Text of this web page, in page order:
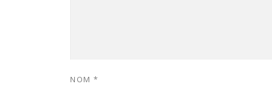
NOM *